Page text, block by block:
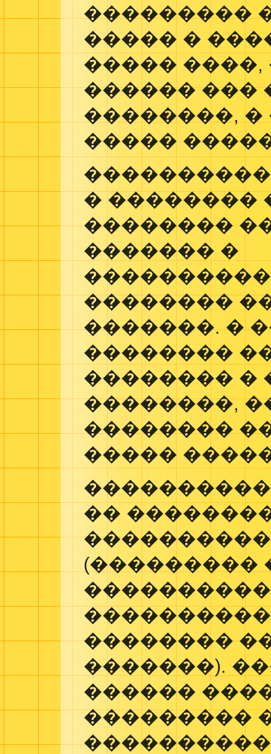
���������
����� �
����� ����,
������ ���
��������, �
�����
� ��������
��������
������� �
��������
�������. �
��������
�������� �
��������,
��������
�����
��
(���������
��������
�������).
������
���������